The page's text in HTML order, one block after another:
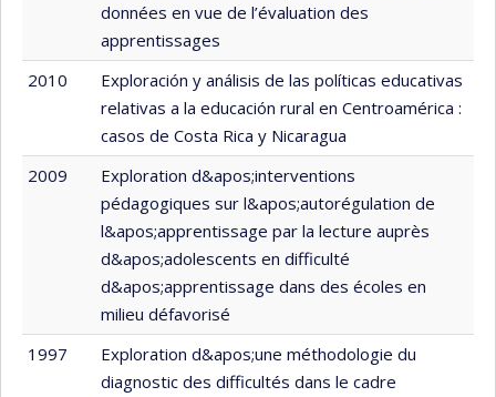
données en vue de l’évaluation des
apprentissages
2010
Exploración y análisis de las políticas educativas
relativas a la educación rural en Centroamérica :
casos de Costa Rica y Nicaragua
2009
Exploration d&apos;interventions
pédagogiques sur l&apos;autorégulation de
l&apos;apprentissage par la lecture auprès
d&apos;adolescents en difficulté
d&apos;apprentissage dans des écoles en
milieu défavorisé
1997
Exploration d&apos;une méthodologie du
diagnostic des difficultés dans le cadre